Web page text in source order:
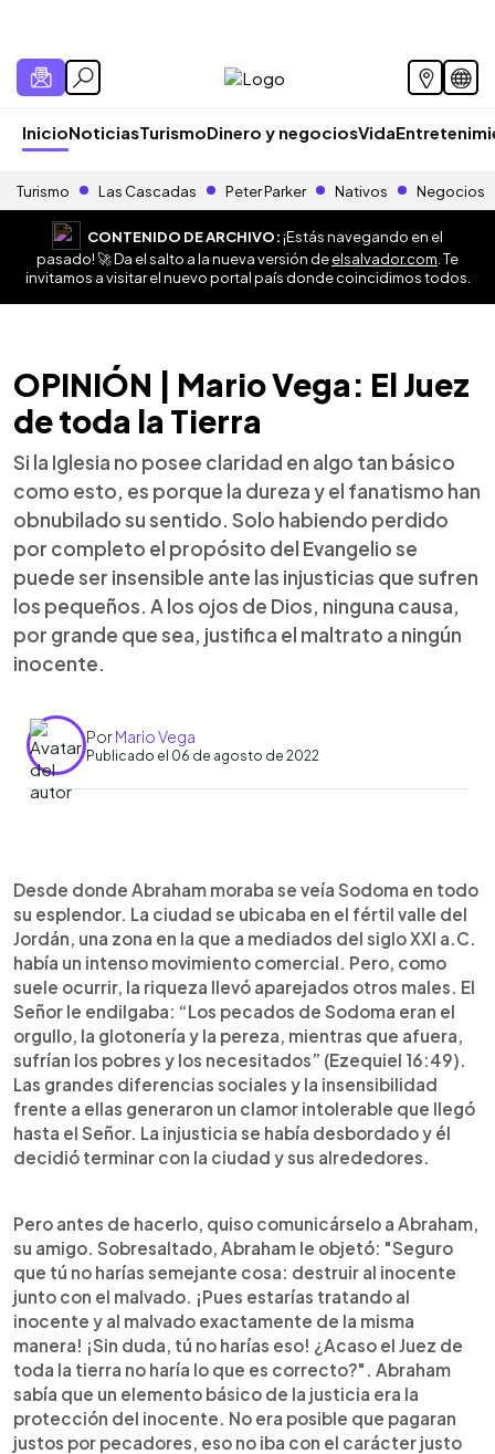
InicioNoticiasTurismoDinero y negociosVida
Turismo Las Cascadas Peter Parker Nativos Negocios
CONTENIDO DE ARCHIVO:¡Estás navegando en el
pasado! 🚀 Da el salto a la nueva versión deelsalvador.com . Te
invitamos a visitar el nuevo portal país donde coincidimos todos.
OPINIÓN | Mario Vega: El Juez
de toda la Tierra
Si la Iglesia no posee claridad en algo tan básico
como esto, es porque la dureza y el fanatismo han
obnubilado su sentido. Solo habiendo perdido
por completo el propósito del Evangelio se
puede ser insensible ante las injusticias que sufren
los pequeños. A los ojos de Dios, ninguna causa,
por grande que sea, justifica el maltrato a ningún
inocente.
PorMario Vega
Publicado el 06 de agosto de 2022
► Escuchar artículo
Desde donde Abraham moraba se veía Sodoma en todo
su esplendor. La ciudad se ubicaba en el fértil valle del
Jordán, una zona en la que a mediados del siglo XXI a.C.
había un intenso movimiento comercial. Pero, como
suele ocurrir, la riqueza llevó aparejados otros males. El
Señor le endilgaba: “Los pecados de Sodoma eran el
orgullo, la glotonería y la pereza, mientras que afuera,
sufrían los pobres y los necesitados” (Ezequiel 16:49).
Las grandes diferencias sociales y la insensibilidad
frente a ellas generaron un clamor intolerable que llegó
hasta el Señor. La injusticia se había desbordado y él
decidió terminar con la ciudad y sus alrededores.
Pero antes de hacerlo, quiso comunicárselo a Abraham,
su amigo. Sobresaltado, Abraham le objetó: "Seguro
que tú no harías semejante cosa: destruir al inocente
junto con el malvado. ¡Pues estarías tratando al
inocente y al malvado exactamente de la misma
manera! ¡Sin duda, tú no harías eso! ¿Acaso el Juez de
toda la tierra no haría lo que es correcto?". Abraham
sabía que un elemento básico de la justicia era la
protección del inocente. No era posible que pagaran
justos por pecadores, eso no iba con el carácter justo